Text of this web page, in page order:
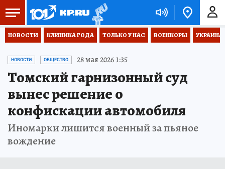
НОВОСТИ КЛИНИКА ГОДА ТОЛЬКО У НАС ВОЕНКОРЫ
НОВОСТИ ОБЩЕСТВО 28 мая 2026 1:35
Томский гарнизонный суд
вынес решение о
конфискации автомобиля
Иномарки лишится военный за пьяное
вождение